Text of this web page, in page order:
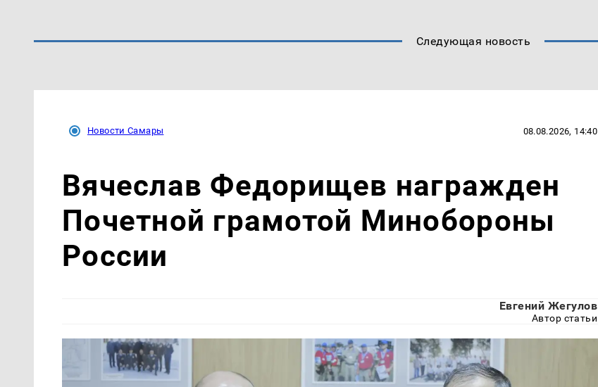
Следующая новость
Новости Самары 08.08.2026, 14:40
Вячеслав Федорищев награжден
Почетной грамотой Минобороны
России
Евгений Жегулов
Автор статьи